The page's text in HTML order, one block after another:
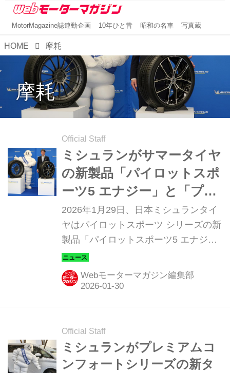
MotorMagazine誌連動企画 10年ひと昔 昭和の名車 写真蔵
HOME 摩耗
摩耗
Official Staff
ミシュランがサマータイヤ
の新製品「パイロットスポ
ーツ5 エナジー」と「プラ
イマシー5 エナジー」を発
売
2026年1月29日、日本ミシュランタイ
ヤはパイロットスポーツ シリーズの新
製品「パイロットスポーツ5 エナジー
（Pilot Sport 5 energy）」と、プライ
マシー シリーズの新製品「プライマシ
ー5 エナジー（Primacy 5 energy）」
となる。
Webモーターマガジン編集部
Official Staff
ミシュランがプレミアムコ
ンフォートシリーズの新タ